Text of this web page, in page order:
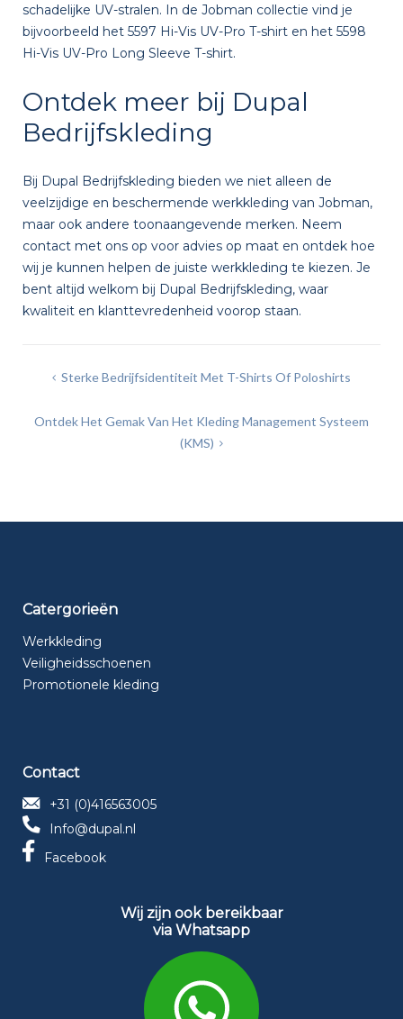
schadelijke UV-stralen. In de Jobman collectie vind je
bijvoorbeeld het 5597 Hi-Vis UV-Pro T-shirt en het 5598
Hi-Vis UV-Pro Long Sleeve T-shirt.
Ontdek meer bij Dupal
Bedrijfskleding
Bij Dupal Bedrijfskleding bieden we niet alleen de
veelzijdige en beschermende werkkleding van Jobman,
maar ook andere toonaangevende merken. Neem
contactmet ons op voor advies op maat en ontdek hoe
wij je kunnen helpen de juiste werkkleding te kiezen. Je
bent altijd welkom bij Dupal Bedrijfskleding, waar
kwaliteit en klanttevredenheid voorop staan.
Bericht
navigatie
Sterke Bedrijfsidentiteit Met T-Shirts Of Poloshirts
Ontdek Het Gemak Van Het Kleding Management Systeem
(KMS)
Catergorieën
Werkkleding
Veiligheidsschoenen
Promotionele kleding
Contact
+31 (0)416563005
Info@dupal.nl
Facebook
Wij zijn ook bereikbaar
via Whatsapp